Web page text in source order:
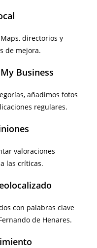
directorios y
de mejora.
Business
añadimos fotos
regulares.
valoraciones
las críticas.
con palabras clave
de Henares.